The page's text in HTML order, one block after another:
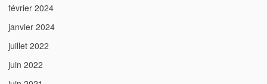
février 2024
janvier 2024
juillet 2022
juin 2022